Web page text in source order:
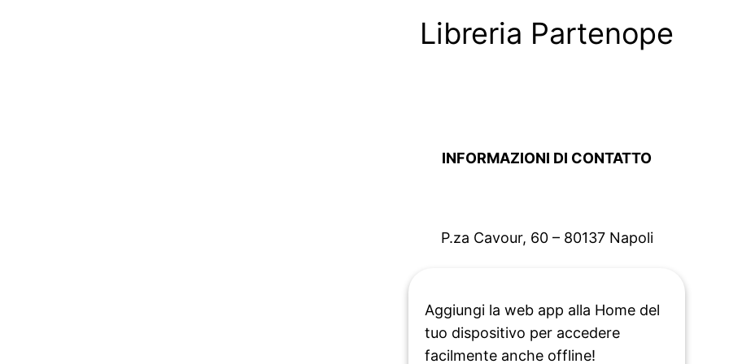
Libreria Partenope
INFORMAZIONI DI CONTATTO
P.za Cavour, 60 – 80137 Napoli
Aggiungi la web app alla Home del
tuo dispositivo per accedere
facilmente anche offline!